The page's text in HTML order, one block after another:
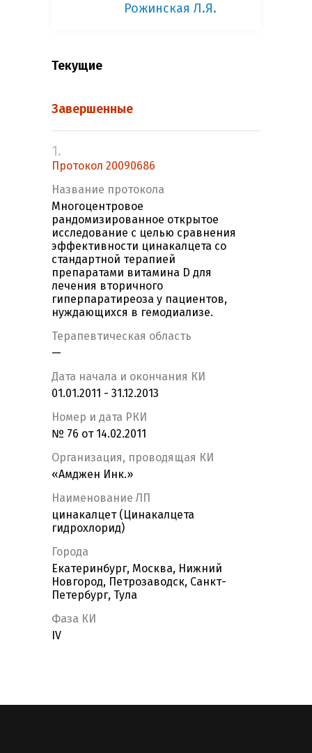
Рожинская Л.Я.
Текущие
Завершенные
1.
Протокол 20090686
Название протокола
Многоцентровое
рандомизированное открытое
исследование с целью сравнения
эффективности цинакалцета со
стандартной терапией
препаратами витамина D для
лечения вторичного
гиперпаратиреоза у пациентов,
нуждающихся в гемодиализе.
Терапевтическая область
—
Дата начала и окончания КИ
01.01.2011 - 31.12.2013
Номер и дата РКИ
№ 76 от 14.02.2011
Организация, проводящая КИ
«Амджен Инк.»
Наименование ЛП
цинакалцет (Цинакалцета
гидрохлорид)
Города
Екатеринбург, Москва, Нижний
Новгород, Петрозаводск, Санкт-
Петербург, Тула
Фаза КИ
IV